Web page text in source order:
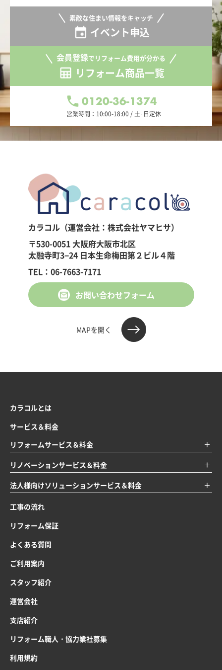
素敵な住まい情報をキャッチ
イベント申込
会員登録でリフォーム費用が分かる
リフォーム商品一覧
0120-36-1374
営業時間：10:00-18:00 / 土･日定休
カラコル（運営会社：株式会社ヤマヒサ）
〒530-0051 大阪府大阪市北区
太融寺町3−24 日本生命梅田第２ビル４階
TEL：06-7663-7171
お問い合わせフォーム
MAPを開く
カラコルとは
サービス＆料金
リフォームサービス＆料金
リノベーションサービス＆料金
法人様向けソリューションサービス＆料金
工事の流れ
リフォーム保証
よくある質問
ご利用案内
スタッフ紹介
運営会社
支店紹介
リフォーム職人・協力業社募集
利用規約